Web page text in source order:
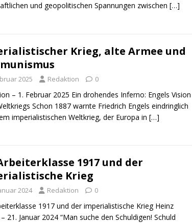
und geopolitischen Spannungen zwischen […]
Krieg, alte Armee und
2025 Redaktion 0
– 1. Februar 2025 Ein drohendes Inferno: Engels Vision
Schon 1887 warnte Friedrich Engels eindringlich
imperialistischen Weltkrieg, der Europa in […]
1917 und der
Krieg
2024 Redaktion 0
1917 und der imperialistische Krieg Heinz
21. Januar 2024 “Man suche den Schuldigen! Schuld